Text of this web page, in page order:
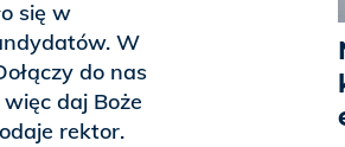
się w
W
do nas
daj Boże
rektor.